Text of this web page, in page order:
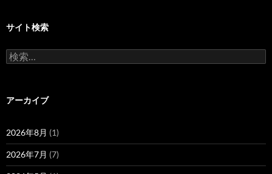
サイト検索
検
索:
アーカイブ
2026年8月 (1)
2026年7月 (7)